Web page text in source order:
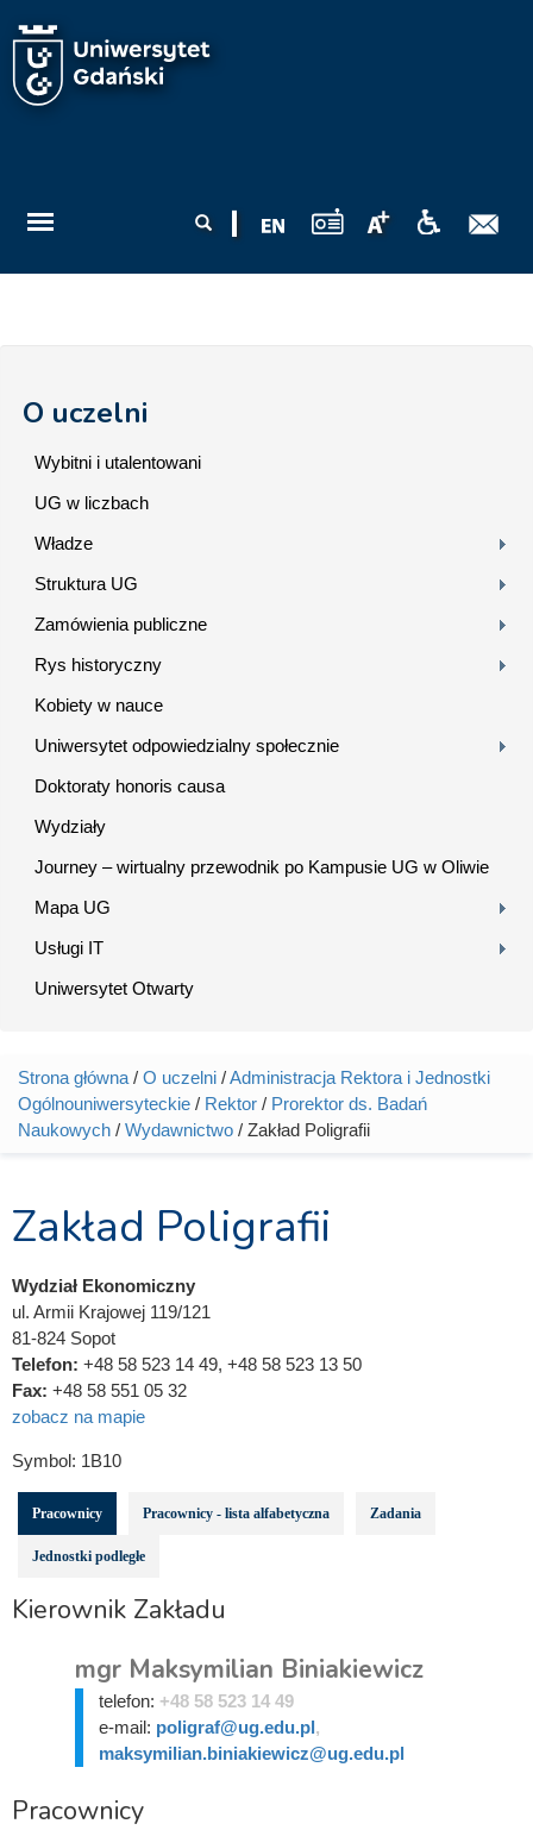
wyszukiwania
O uczelni
Wybitni i utalentowani
UG w liczbach
Władze
Struktura UG
Zamówienia publiczne
Rys historyczny
Kobiety w nauce
Uniwersytet odpowiedzialny społecznie
Doktoraty honoris causa
Wydziały
Journey – wirtualny przewodnik po Kampusie UG w Oliwie
Mapa UG
Usługi IT
Uniwersytet Otwarty
Jesteś tutaj
Strona główna / O uczelni /Administracja Rektora i Jednostki
Ogólnouniwersyteckie / Rektor / Prorektor ds. Badań
Naukowych / Wydawnictwo / Zakład Poligrafii
Zakład Poligrafii
Wydział Ekonomiczny
ul. Armii Krajowej 119/121
81-824 Sopot
Telefon: +48 58 523 14 49, +48 58 523 13 50
Fax: +48 58 551 05 32
zobacz na mapie
Symbol: 1B10
Pracownicy Pracownicy - lista alfabetyczna Zadania
Jednostki podległe
Kierownik Zakładu
mgr Maksymilian Biniakiewicz
telefon: +48 58 523 14 49
e-mail: poligraf@ug.edu.pl,
maksymilian.biniakiewicz@ug.edu.pl
Pracownicy